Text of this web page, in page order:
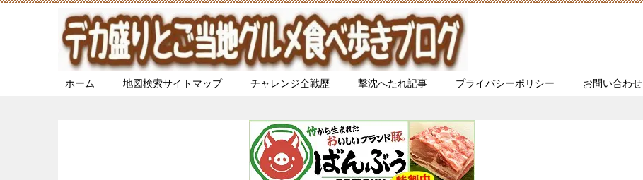
ホーム 地図検索サイトマップ チャレンジ全戦歴 撃沈へたれ記事 プライバシーポリシー お問い合わせ